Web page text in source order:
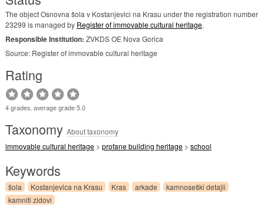
The object Osnovna šola v Kostanjevici na Krasu under the registration number
23299 is managed by Register of immovable cultural heritage.
Responsible Institution: ZVKDS OE Nova Gorica
Source: Register of immovable cultural heritage
Rating
4 grades, average grade 5.0
Taxonomy About taxonomy
immovable cultural heritage> profane building heritage> school
Keywords
šola Kostanjevica na Krasu Kras arkade
kamnoseški detajli
kamniti zidovi